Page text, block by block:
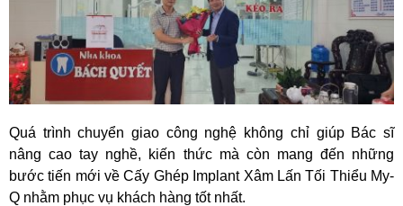
Quá trình chuyển giao công nghệ không chỉ giúp Bác sĩ
nâng cao tay nghề, kiến thức mà còn mang đến những
bước tiến mới về Cấy Ghép Implant Xâm Lấn Tối Thiểu My-
Q nhằm phục vụ khách hàng tốt nhất.